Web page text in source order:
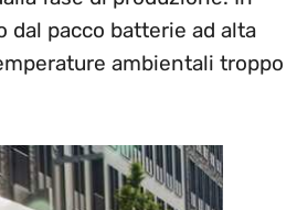
dal pacco batterie ad alta
ambientali troppo